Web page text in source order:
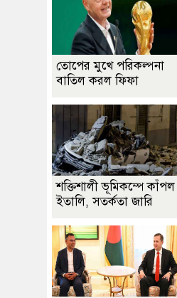
তোপের মুখে পরিকল্পনা
বাতিল করল ফিফা
শক্তিশালী ভূমিকম্পে কাঁপল
ইতালি, সতর্কতা জারি